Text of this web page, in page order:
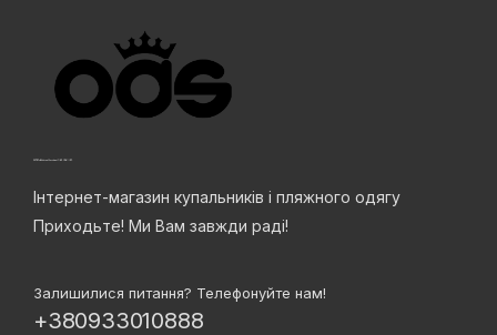
Інтернет-магазин купальників і пляжного одягу
Приходьте! Ми Вам завжди раді!
Залишилися питання? Телефонуйте нам!
+380933010888